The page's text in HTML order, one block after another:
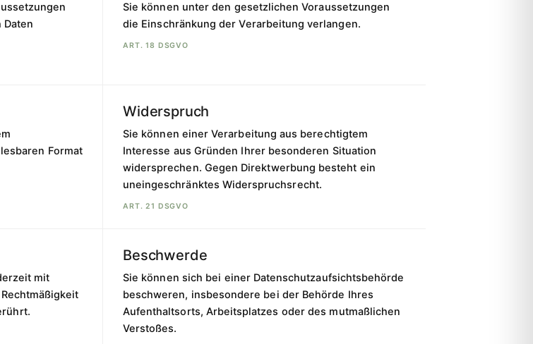
Sie können unter den gesetzlichen Voraussetzungen
die Einschränkung der Verarbeitung verlangen.
ART. 18 DSGVO
Format
Widerspruch
Sie können einer Verarbeitung aus berechtigtem
Interesse aus Gründen Ihrer besonderen Situation
widersprechen. Gegen Direktwerbung besteht ein
uneingeschränktes Widerspruchsrecht.
ART. 21 DSGVO
mit
Beschwerde
Sie können sich bei einer Datenschutzaufsichtsbehörde
beschweren, insbesondere bei der Behörde Ihres
Aufenthaltsorts, Arbeitsplatzes oder des mutmaßlichen
Verstoßes.